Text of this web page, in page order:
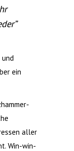
und
ein
aller
Win-win-